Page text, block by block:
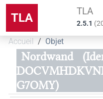
TLA TLA
2.5.1 (
Accueil Objet
Nordwand
G7OMY)